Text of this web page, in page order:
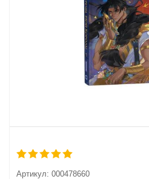
Артикул: 000478660